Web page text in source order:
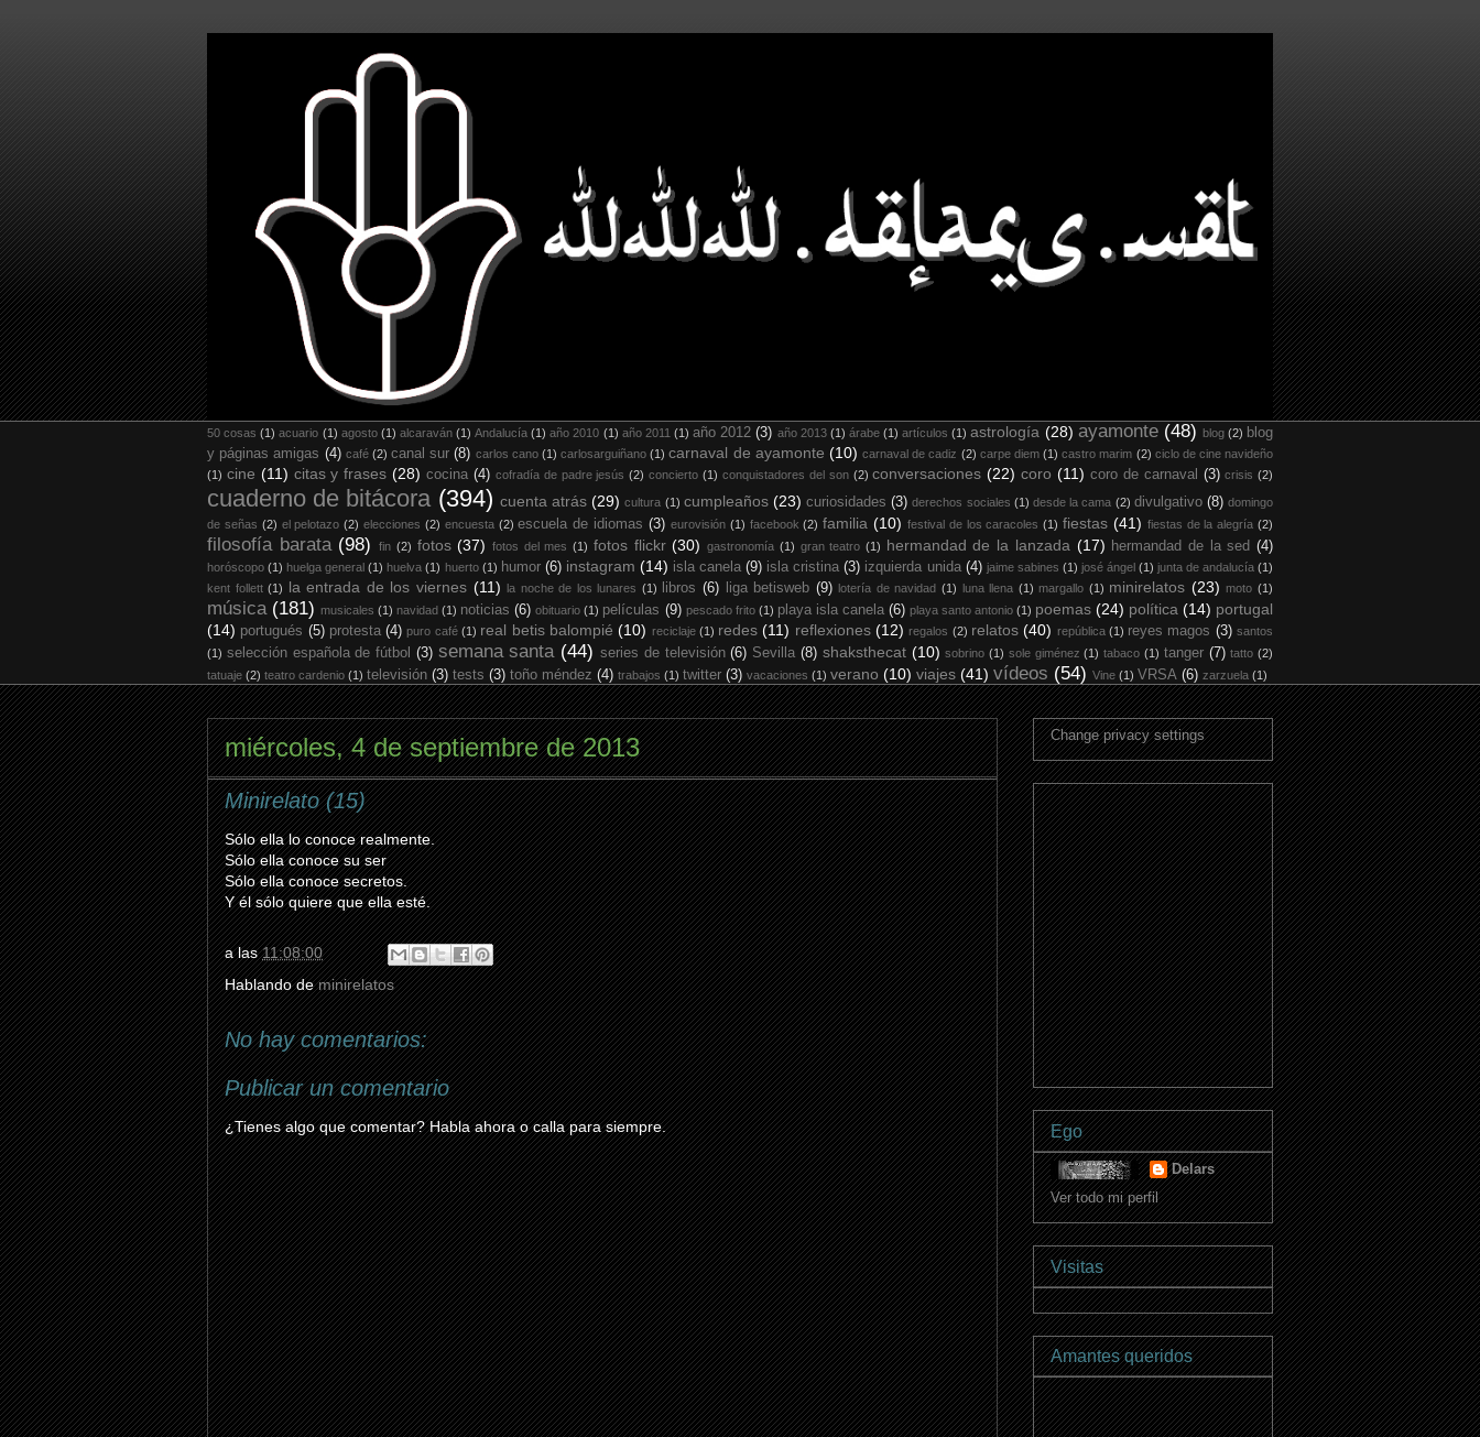
50 cosas (1) acuario (1) agosto (1) alcaraván (1) Andalucía (1) año 2010 (1) año 2011 (1) año 2012 (3) año 2013 (1) árabe (1) artículos (1) astrología (28) ayamonte (48) blog (2) blog
y páginas amigas (4) café (2) canal sur (8) carlos cano (1) carlosarguiñano (1) carnaval de ayamonte (10) carnaval de cadiz (2) carpe diem (1) castro marim (2) ciclo de cine navideño
(1) cine (11) citas y frases (28) cocina (4) cofradía de padre jesús (2) concierto (1) conquistadores del son (2) conversaciones (22) coro (11) coro de carnaval (3) crisis (2)
cuaderno de bitácora (394) cuenta atrás (29) cultura (1) cumpleaños (23) curiosidades (3) derechos sociales (1) desde la cama (2) divulgativo (8) domingo
de señas (2) el pelotazo (2) elecciones (2) encuesta (2) escuela de idiomas (3) eurovisión (1) facebook (2) familia (10) festival de los caracoles (1) fiestas (41) fiestas de la alegría (2)
filosofía barata (98) fin (2) fotos (37) fotos del mes (1) fotos flickr (30) gastronomía (1) gran teatro (1) hermandad de la lanzada (17) hermandad de la sed (4)
horóscopo (1) huelga general (1) huelva (1) huerto (1) humor (6) instagram (14) isla canela (9) isla cristina (3) izquierda unida (4) jaime sabines (1) josé ángel (1) junta de andalucía (1)
kent follett (1) la entrada de los viernes (11) la noche de los lunares (1) libros (6) liga betisweb (9) lotería de navidad (1) luna llena (1) margallo (1) minirelatos (23) moto (1)
música (181) musicales (1) navidad (1) noticias (6) obituario (1) películas (9) pescado frito (1) playa isla canela (6) playa santo antonio (1) poemas (24) política (14) portugal
(14) portugués (5) protesta (4) puro café (1) real betis balompié (10) reciclaje (1) redes (11) reflexiones (12) regalos (2) relatos (40) república (1) reyes magos (3) santos
(1) selección española de fútbol (3) semana santa (44) series de televisión (6) Sevilla (8) shaksthecat (10) sobrino (1) sole giménez (1) tabaco (1) tanger (7) tatto (2)
tatuaje (2) teatro cardenio (1) televisión (3) tests (3) toño méndez (4) trabajos (1) twitter (3) vacaciones (1) verano (10) viajes (41) vídeos (54) Vine (1) VRSA (6) zarzuela (1)
miércoles, 4 de septiembre de 2013
Minirelato (15)
Sólo ella lo conoce realmente.
Sólo ella conoce su ser
Sólo ella conoce secretos.
Y él sólo quiere que ella esté.
a las11:08:00
Hablando deminirelatos
No hay comentarios:
Publicar un comentario
¿Tienes algo que comentar? Habla ahora o calla para siempre.
Change privacy settings
Ego
Delars
Ver todo mi perfil
Visitas
Amantes queridos